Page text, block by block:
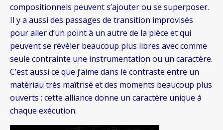
compositionnels peuvent s’ajouter ou se superposer.
Il y a aussi des passages de transition improvisés
pour aller d’un point à un autre de la pièce et qui
peuvent se révéler beaucoup plus libres avec comme
seule contrainte une instrumentation ou un caractère.
C’est aussi ce que j’aime dans le contraste entre un
matériau très maîtrisé et des moments beaucoup plus
ouverts : cette alliance donne un caractère unique à
chaque exécution.